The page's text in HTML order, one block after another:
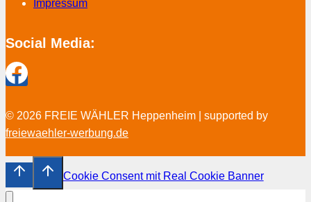
Impressum
Social Media:
© 2026 FREIE WÄHLER Heppenheim | supported by
freiewaehler-werbung.de
Cookie Consent mit Real Cookie Banner